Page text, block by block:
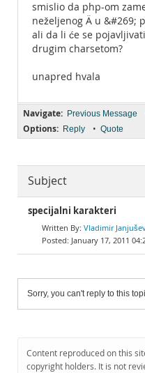
smislio da php-om
neželjenog Ä u &#269;
ali da li će se
drugim charsetom?
unapred hvala
Navigate: Previous Message
Options: Reply • Quote
Subject
specijalni karakteri
Vladimir
January 17, 2011
Sorry, you can't reply to this
Content reproduced on this
copyright holders. It is not